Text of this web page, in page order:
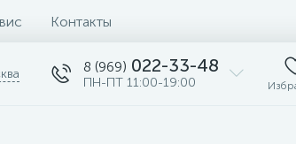
Контакты
8 (969) 022-33-48
ПН-ПТ 11:00-19:00